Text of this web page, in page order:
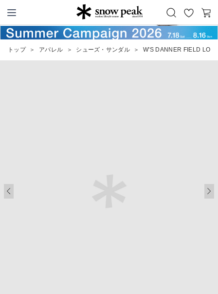
Snow Peak
お
気
カ
ー
トップ ＞ アパレル ＞ シューズ・サンダル ＞ W'S DANNER FIELD LOW